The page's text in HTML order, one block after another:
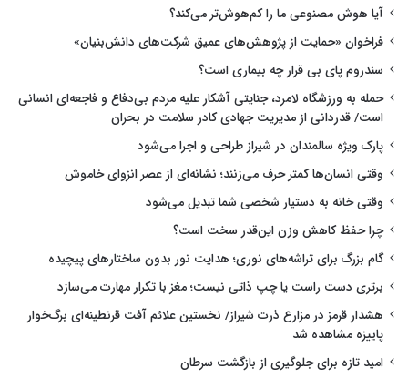
آیا هوش مصنوعی ما را کم‌هوش‌تر می‌کند؟
فراخوان «حمایت از پژوهش‌های عمیق شرکت‌های دانش‌بنیان»
سندروم پای بی قرار چه بیماری است؟
حمله به ورزشگاه لامرد، جنایتی آشکار علیه مردم بی‌دفاع و فاجعه‌ای انسانی
است/ قدردانی از مدیریت جهادی کادر سلامت در بحران
پارک ویژه سالمندان در شیراز طراحی و اجرا می‌شود
وقتی انسان‌ها کمتر حرف می‌زنند؛ نشانه‌ای از عصر انزوای خاموش
وقتی خانه به دستیار شخصی شما تبدیل می‌شود
چرا حفظ کاهش وزن این‌قدر سخت است؟
گام بزرگ برای تراشه‌های نوری؛ هدایت نور بدون ساختارهای پیچیده
برتری دست راست یا چپ ذاتی نیست؛ مغز با تکرار مهارت می‌سازد
هشدار قرمز در مزارع ذرت شیراز/ نخستین علائم آفت قرنطینه‌ای برگ‌خوار
پاییزه مشاهده شد
امید تازه برای جلوگیری از بازگشت سرطان